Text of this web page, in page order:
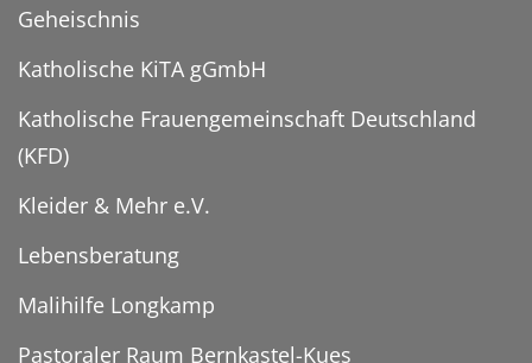
Geheischnis
Katholische KiTA gGmbH
Katholische Frauengemeinschaft Deutschland
(KFD)
Kleider & Mehr e.V.
Lebensberatung
Malihilfe Longkamp
Pastoraler Raum Bernkastel-Kues